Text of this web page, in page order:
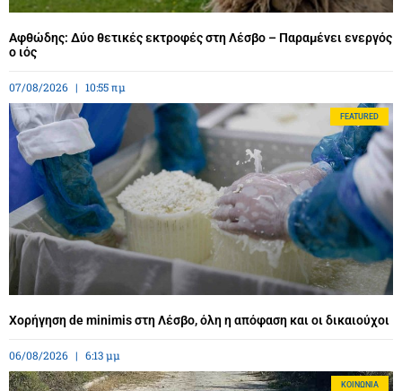
Αφθώδης: Δύο θετικές εκτροφές στη Λέσβο – Παραμένει ενεργός
ο ιός
07/08/2026 10:55 πμ
FEATURED
Χορήγηση de minimis στη Λέσβο, όλη η απόφαση και οι δικαιούχοι
06/08/2026 6:13 μμ
ΚΟΙΝΩΝΊΑ